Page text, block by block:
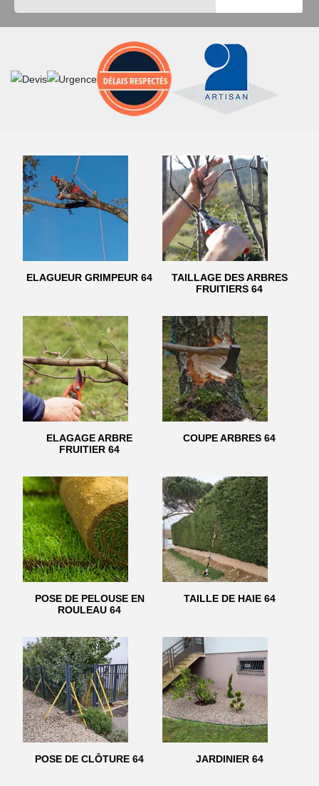
ELAGUEUR GRIMPEUR 64
TAILLAGE DES ARBRES
FRUITIERS 64
ELAGAGE ARBRE
FRUITIER 64
COUPE ARBRES 64
POSE DE PELOUSE EN
ROULEAU 64
TAILLE DE HAIE 64
POSE DE CLÔTURE 64 JARDINIER 64